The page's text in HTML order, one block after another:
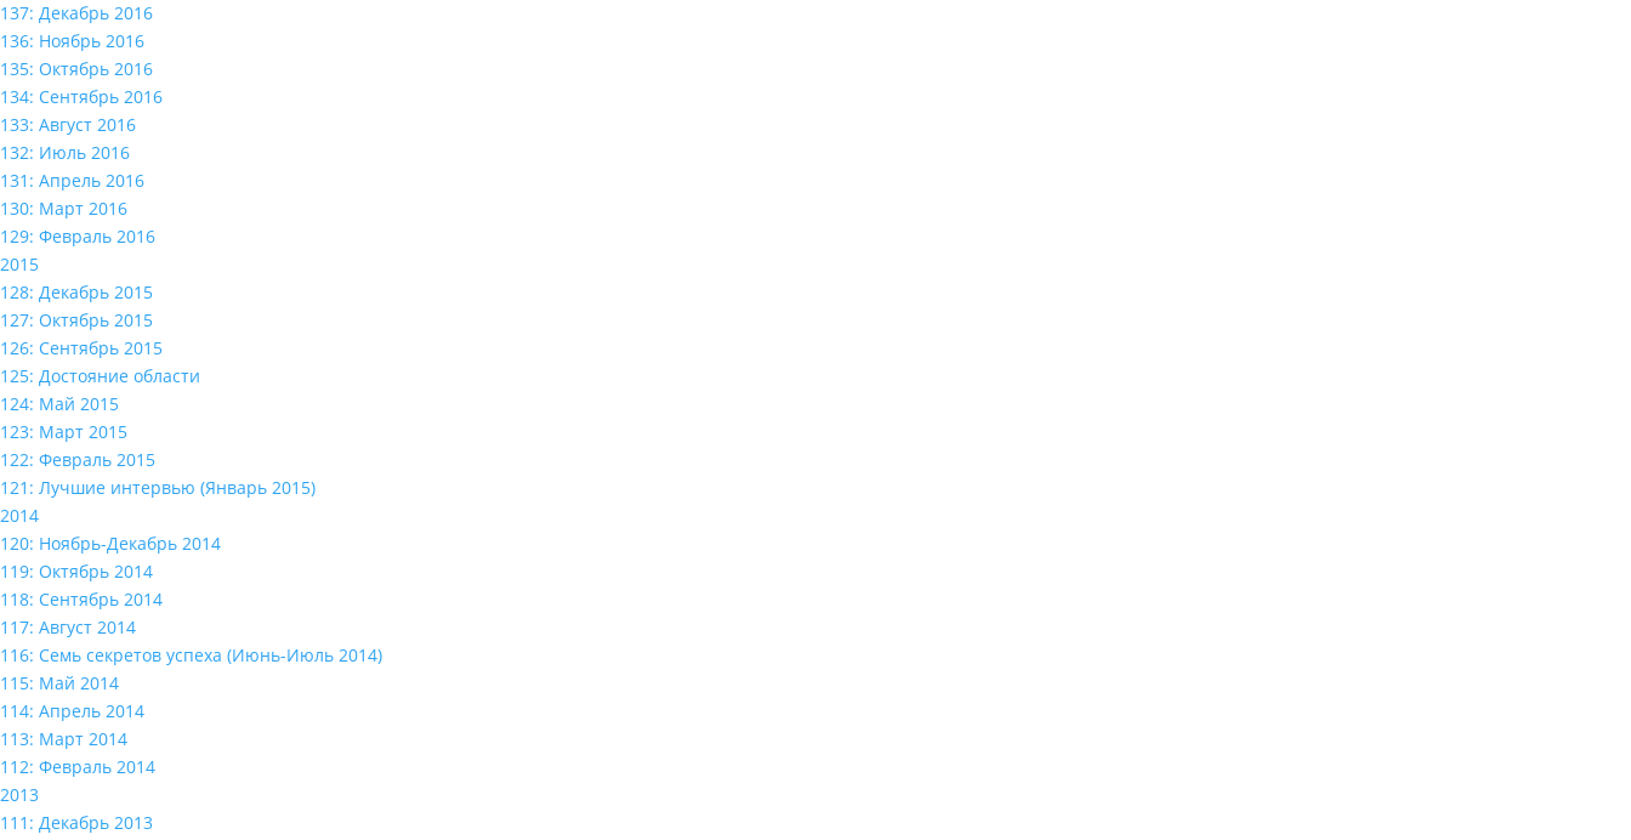
137: Декабрь 2016
136: Ноябрь 2016
135: Октябрь 2016
134: Сентябрь 2016
133: Август 2016
132: Июль 2016
131: Апрель 2016
130: Март 2016
129: Февраль 2016
2015
128: Декабрь 2015
127: Октябрь 2015
126: Сентябрь 2015
125: Достояние области
124: Май 2015
123: Март 2015
122: Февраль 2015
121: Лучшие интервью (Январь 2015)
2014
120: Ноябрь-Декабрь 2014
119: Октябрь 2014
118: Сентябрь 2014
117: Август 2014
116: Семь секретов успеха (Июнь-Июль 2014)
115: Май 2014
114: Апрель 2014
113: Март 2014
112: Февраль 2014
2013
111: Декабрь 2013